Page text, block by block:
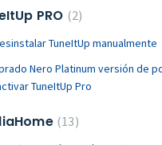
PRO 2
TuneItUp manualmente
Nero Platinum versión de
TuneItUp Pro
13